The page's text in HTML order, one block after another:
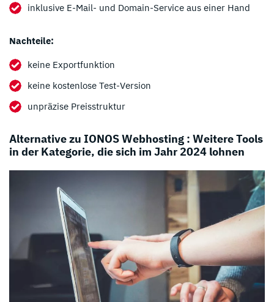
inklusive E-Mail- und Domain-Service aus einer Hand
Nachteile:
keine Exportfunktion
keine kostenlose Test-Version
unpräzise Preisstruktur
Alternative zu IONOS Webhosting : Weitere Tools
in der Kategorie, die sich im Jahr 2024 lohnen